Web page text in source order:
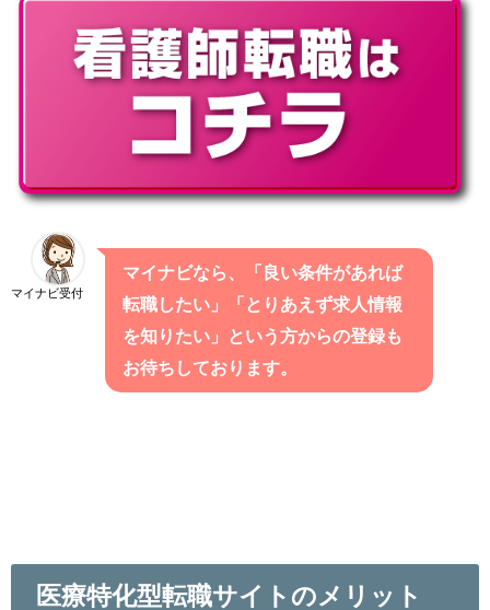
マイナビ受付
マイナビなら、「良い条件があれば
転職したい」「とりあえず求人情報
を知りたい」という方からの登録も
お待ちしております。
医療特化型転職サイトのメリット